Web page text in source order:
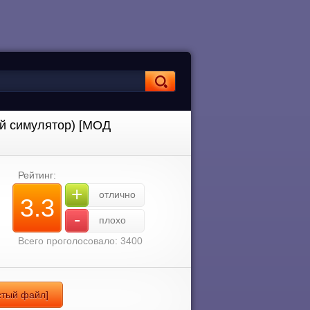
симулятор) [МОД
Рейтинг:
3.3 + отлично
-
плохо
Всего проголосовало: 3400
файл]